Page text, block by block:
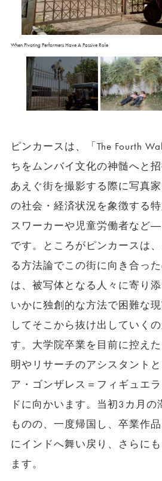
When Pivoting Performers Have A Passive Role
ピンカースは、「The Fourth
ちをムンバイ文化の神髄へと
あえぐ街を撮影する際に写真
の社会・経済状況を象徴する
スワーカーや児童労働者など
です。ところがピンカースは
る方法論でこの街に向き合っ
は、被写体となる人々に寄り
いかに独創的な方法で困難な
してそこから抜け出していく
す。大学院卒業を目前に控え
明やリサーチのアシスタント
ア・ゴンザレス＝フィギュエ
ドに向かいます。当初3カ月の
ものの、一度帰国し、卒業作
にインドへ舞い戻り、さらに
ます。